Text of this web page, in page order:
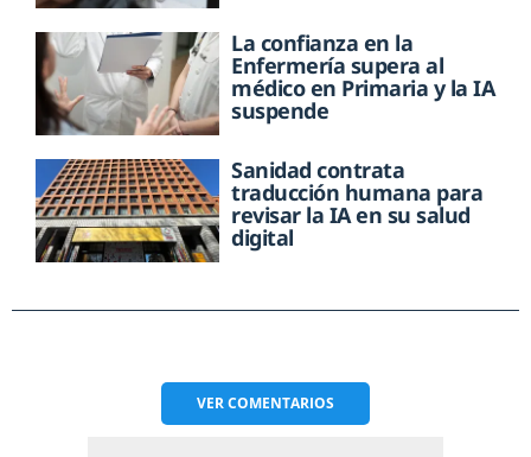
La confianza en la
Enfermería supera al
médico en Primaria y la IA
suspende
Sanidad contrata
traducción humana para
revisar la IA en su salud
digital
VERCOMENTARIOS